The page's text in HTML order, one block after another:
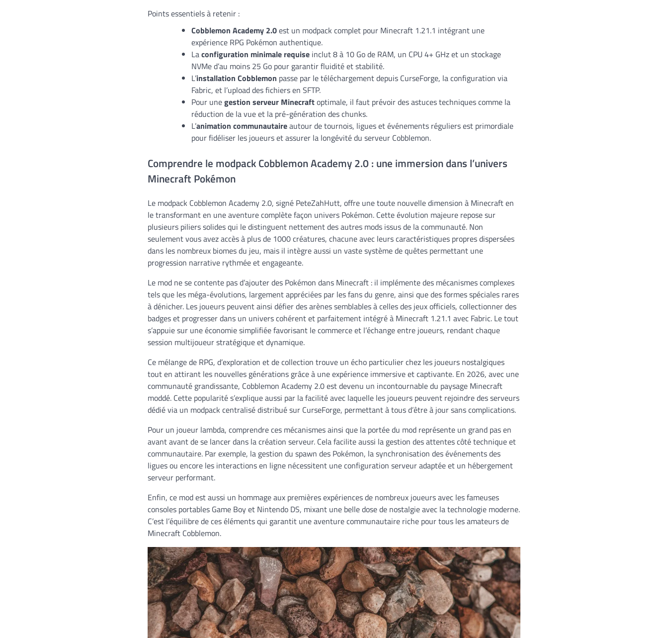
Points essentiels à retenir :
Cobblemon Academy 2.0est un modpack complet pour Minecraft 1.21.1 intégrant une
expérience RPG Pokémon authentique.
Laconfiguration minimale requise inclut 8 à 10 Go de RAM, un CPU 4+ GHz et un stockage
NVMe d’au moins 25 Go pour garantir fluidité et stabilité.
L’installation Cobblemon passe par le téléchargement depuis CurseForge, la configuration via
Fabric, et l’upload des fichiers en SFTP.
Pour unegestion serveur Minecraftoptimale, il faut prévoir des astuces techniques comme la
réduction de la vue et la pré-génération des chunks.
L’animation communautaireautour de tournois, ligues et événements réguliers est primordiale
pour fidéliser les joueurs et assurer la longévité du serveur Cobblemon.
Comprendre le modpack Cobblemon Academy 2.0 : une immersion dans l’univers
Minecraft Pokémon
Le modpack Cobblemon Academy 2.0, signé PeteZahHutt, offre une toute nouvelle dimension à Minecraft en
le transformant en une aventure complète façon univers Pokémon. Cette évolution majeure repose sur
plusieurs piliers solides qui le distinguent nettement des autres mods issus de la communauté. Non
seulement vous avez accès à plus de 1000 créatures, chacune avec leurs caractéristiques propres dispersées
dans les nombreux biomes du jeu, mais il intègre aussi un vaste système de quêtes permettant une
progression narrative rythmée et engageante.
Le mod ne se contente pas d’ajouter des Pokémon dans Minecraft : il implémente des mécanismes complexes
tels que les méga-évolutions, largement appréciées par les fans du genre, ainsi que des formes spéciales rares
à dénicher. Les joueurs peuvent ainsi défier des arènes semblables à celles des jeux officiels, collectionner des
badges et progresser dans un univers cohérent et parfaitement intégré à Minecraft 1.21.1 avec Fabric. Le tout
s’appuie sur une économie simplifiée favorisant le commerce et l’échange entre joueurs, rendant chaque
session multijoueur stratégique et dynamique.
Ce mélange de RPG, d’exploration et de collection trouve un écho particulier chez les joueurs nostalgiques
tout en attirant les nouvelles générations grâce à une expérience immersive et captivante. En 2026, avec une
communauté grandissante, Cobblemon Academy 2.0 est devenu un incontournable du paysage Minecraft
moddé. Cette popularité s’explique aussi par la facilité avec laquelle les joueurs peuvent rejoindre des serveurs
dédié via un modpack centralisé distribué sur CurseForge, permettant à tous d’être à jour sans complications.
Pour un joueur lambda, comprendre ces mécanismes ainsi que la portée du mod représente un grand pas en
avant avant de se lancer dans la création serveur. Cela facilite aussi la gestion des attentes côté technique et
communautaire. Par exemple, la gestion du spawn des Pokémon, la synchronisation des événements des
ligues ou encore les interactions en ligne nécessitent une configuration serveur adaptée et un hébergement
serveur performant.
Enfin, ce mod est aussi un hommage aux premières expériences de nombreux joueurs avec les fameuses
consoles portables Game Boy et Nintendo DS, mixant une belle dose de nostalgie avec la technologie moderne.
C’est l’équilibre de ces éléments qui garantit une aventure communautaire riche pour tous les amateurs de
Minecraft Cobblemon.